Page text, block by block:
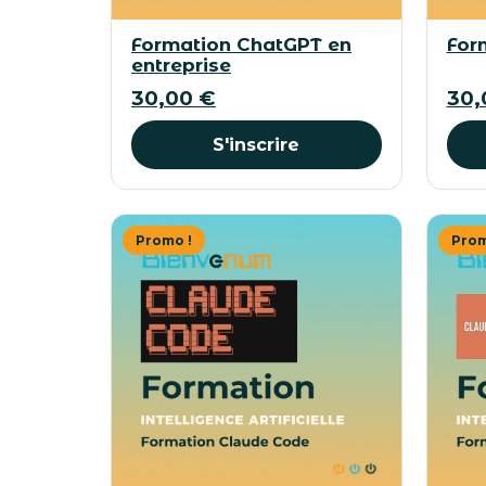
Formation ChatGPT en
entreprise
30,00 €
S'inscrire
Promo !